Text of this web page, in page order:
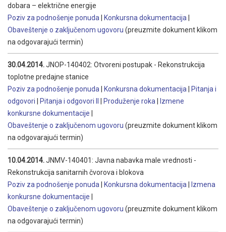
dobara – električne energije
Poziv za podnošenje ponuda
Konkursna dokumentacija
Obaveštenje o zaključenom ugovoru (preuzmite dokument klikom
na odgovarajući termin)
30.04.2014.JNOP-140402: Otvoreni postupak - Rekonstrukcija
toplotne predajne stanice
Poziv za podnošenje ponuda
Konkursna dokumentacija
Pitanja i
odgovori
Pitanja i odgovori II Produženje roka
Izmene
konkursne dokumentacije
Obaveštenje o zaključenom ugovoru (preuzmite dokument klikom
na odgovarajući termin)
10.04.2014.JNMV-140401: Javna nabavka male vrednosti -
Rekonstrukcija sanitarnih čvorova i blokova
Poziv za podnošenje ponuda
Konkursna dokumentacija
Izmena
konkursne dokumentacije
Obaveštenje o zaključenom ugovoru (preuzmite dokument klikom
na odgovarajući termin)